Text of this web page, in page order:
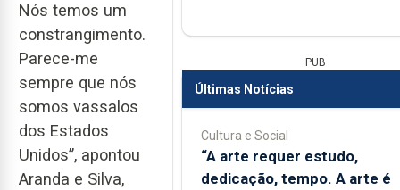
Nós temos um
constrangimento.
Parece-me
sempre que nós
somos vassalos
dos Estados
Unidos”, apontou
Aranda e Silva,
PUB
Últimas Notícias
Cultura e Social
“A arte requer estudo,
dedicação, tempo. A arte é